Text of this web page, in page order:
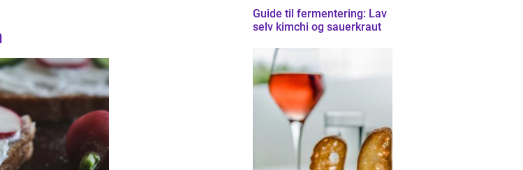
Guide til fermentering: Lav
selv kimchi og sauerkraut